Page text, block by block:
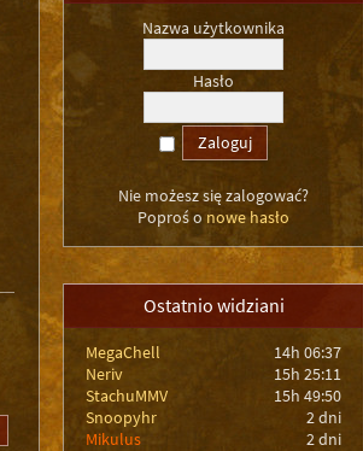
Nazwa użytkownika
Hasło
Nie możesz się zalogować?
Poproś o nowe hasło
Ostatnio widziani
MegaChell
14h 06:37
Neriv
15h 25:11
StachuMMV
15h 49:50
Snoopyhr
2 dni
Mikulus
2 dni